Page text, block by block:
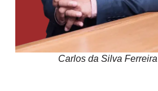
Carlos da Silva